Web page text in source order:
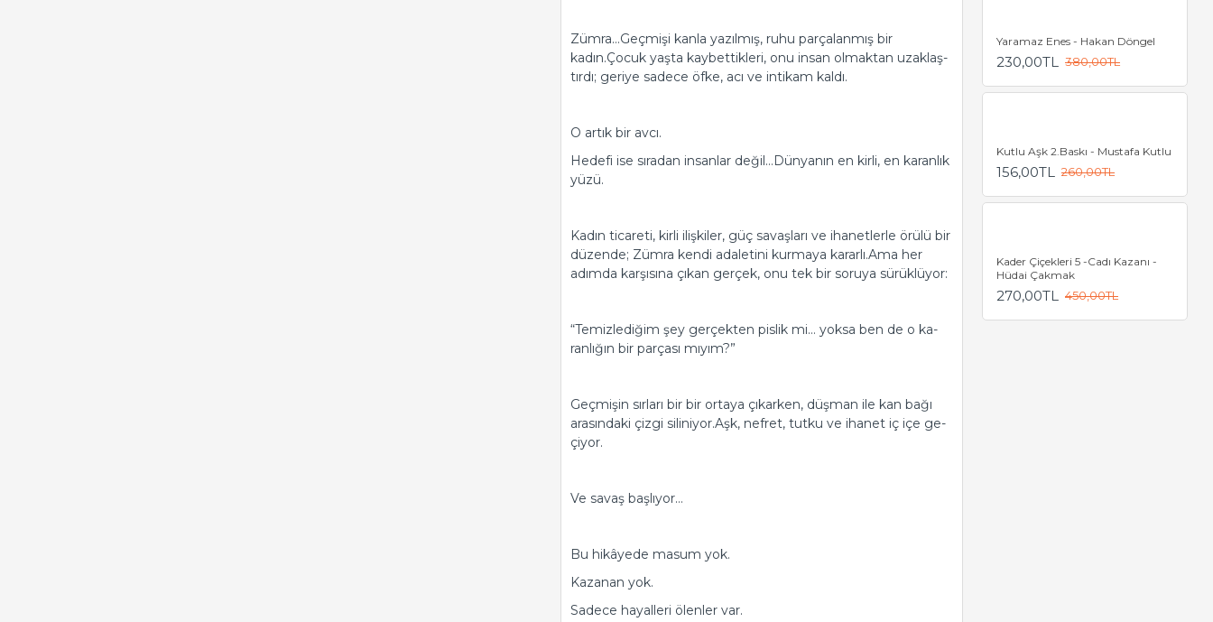
Zümra…Geç­mi­şi kanla ya­zıl­mış, ruhu par­ça­lan­mış bir
kadın.Çocuk yaşta kay­bet­tik­le­ri, onu insan ol­mak­tan uzak­laş­
tır­dı; ge­ri­ye sa­de­ce öfke, acı ve in­ti­kam kaldı.
O artık bir avcı.
He­de­fi ise sı­ra­dan in­san­lar değil…Dün­ya­nın en kirli, en ka­ran­lık
yüzü.
Kadın ti­ca­re­ti, kirli iliş­ki­ler, güç sa­vaş­la­rı ve iha­net­ler­le örülü bir
dü­zen­de; Zümra kendi ada­le­ti­ni kur­ma­ya ka­rar­lı.Ama her
adım­da kar­şı­sı­na çıkan ger­çek, onu tek bir so­ru­ya sü­rük­lü­yor:
“Te­miz­le­di­ğim şey ger­çek­ten pis­lik mi… yoksa ben de o ka­
ran­lı­ğın bir par­ça­sı mıyım?”
Geç­mi­şin sır­la­rı bir bir or­ta­ya çı­kar­ken, düş­man ile kan bağı
ara­sın­da­ki çizgi si­li­ni­yor.Aşk, nef­ret, tutku ve iha­net iç içe ge­
çi­yor.
Ve savaş baş­lı­yor…
Bu hi­kâ­ye­de masum yok.
Ka­za­nan yok.
Sa­de­ce ha­yal­le­ri ölen­ler var.
Yaramaz Enes - Hakan Döngel
230,00TL 380,00TL
Kutlu Aşk 2.Baskı - Mustafa Kutlu
156,00TL 260,00TL
Kader Çiçekleri 5 -Cadı Kazanı -
Hüdai Çakmak
270,00TL 450,00TL